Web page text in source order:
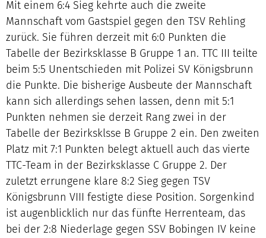
Mit einem 6:4 Sieg kehrte auch die zweite
Mannschaft vom Gastspiel gegen den TSV Rehling
zurück. Sie führen derzeit mit 6:0 Punkten die
Tabelle der Bezirksklasse B Gruppe 1 an. TTC III teilte
beim 5:5 Unentschieden mit Polizei SV Königsbrunn
die Punkte. Die bisherige Ausbeute der Mannschaft
kann sich allerdings sehen lassen, denn mit 5:1
Punkten nehmen sie derzeit Rang zwei in der
Tabelle der Bezirksklsse B Gruppe 2 ein. Den zweiten
Platz mit 7:1 Punkten belegt aktuell auch das vierte
TTC-Team in der Bezirksklasse C Gruppe 2. Der
zuletzt errungene klare 8:2 Sieg gegen TSV
Königsbrunn VIII festigte diese Position. Sorgenkind
ist augenblicklich nur das fünfte Herrenteam, das
bei der 2:8 Niederlage gegen SSV Bobingen IV keine